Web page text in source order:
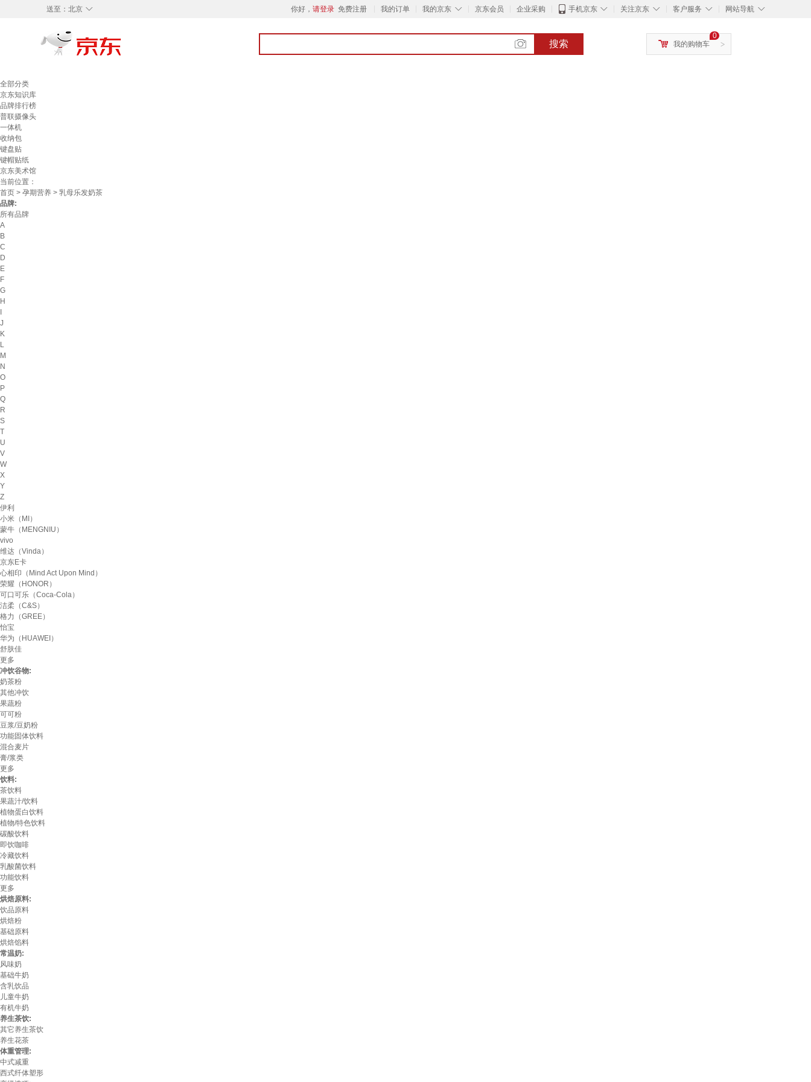
◇
送至： 北京 你好， 请登录 免费注册 我的订单 ◇
我的京东 京东会员 企业采购 ◇
手机京东 ◇
关注京东 ◇
客户服务 ◇
网站导航
搜索 >
0
我的购物车
全部分类
京东知识库
品牌排行榜
普联摄像头
一体机
收纳包
键盘贴
键帽贴纸
京东美术馆
当前位置：
首页 > 孕期营养 > 乳母乐发奶茶
品牌:
所有品牌
A
B
C
D
E
F
G
H
J
K
L
M
N
O
P
Q
R
S
T
U
V
W
X
Y
Z
伊利
小米（MI）
蒙牛（MENGNIU）
vivo
维达（Vinda）
京东E卡
心相印（Mind Act Upon Mind）
荣耀（HONOR）
可口可乐（Coca-Cola）
洁柔（C&S）
格力（GREE）
怡宝
华为（HUAWEI）
舒肤佳
更多
冲饮谷物:
奶茶粉
其他冲饮
果蔬粉
可可粉
豆浆/豆奶粉
功能固体饮料
混合麦片
膏/浆类
更多
饮料:
茶饮料
果蔬汁/饮料
植物蛋白饮料
植物/特色饮料
碳酸饮料
即饮咖啡
冷藏饮料
乳酸菌饮料
功能饮料
更多
烘焙原料:
饮品原料
烘焙粉
基础原料
烘焙馅料
常温奶:
风味奶
基础牛奶
含乳饮品
儿童牛奶
有机牛奶
养生茶饮:
其它养生茶饮
养生花茶
体重管理:
中式减重
西式纤体塑形